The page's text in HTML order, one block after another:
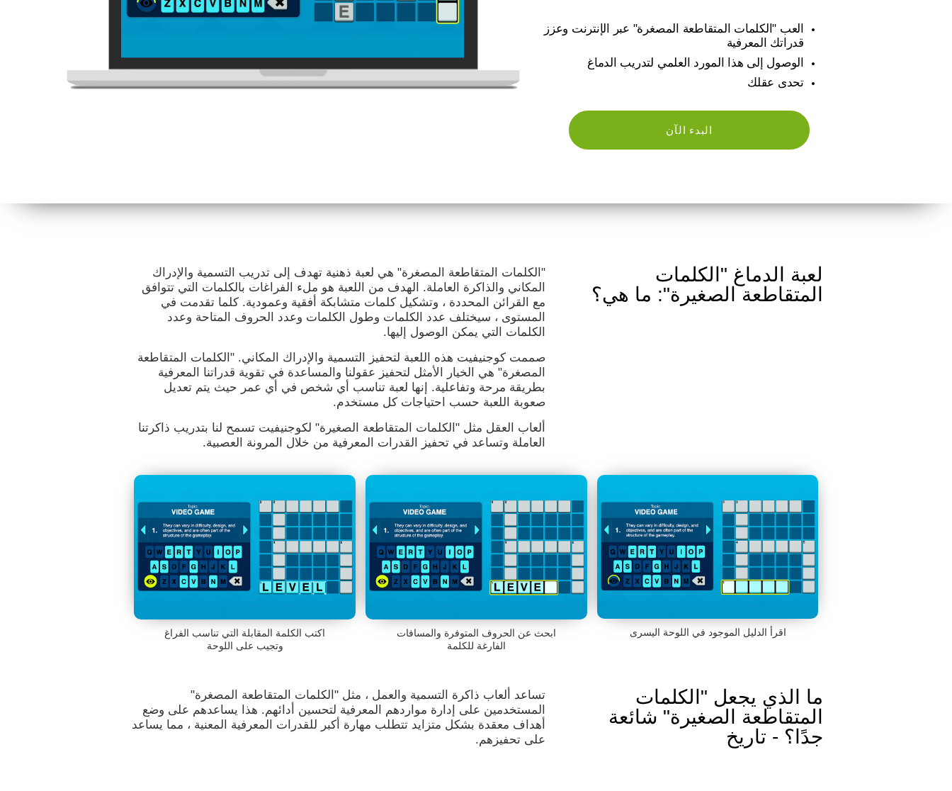
العب "الكلمات المتقاطعة المصغرة" عبر الإنترنت وعزز
قدراتك المعرفية
الوصول إلى هذا المورد العلمي لتدريب الدماغ
تحدى عقلك
البدء الآن
لعبة الدماغ "الكلمات
المتقاطعة الصغيرة": ما هي؟
"الكلمات المتقاطعة المصغرة" هي لعبة ذهنية تهدف إلى تدريب التسمية والإدراك
المكاني والذاكرة العاملة. الهدف من اللعبة هو ملء الفراغات بالكلمات التي تتوافق
مع القرائن المحددة ، وتشكيل كلمات متشابكة أفقية وعمودية. كلما تقدمت في
المستوى ، سيختلف عدد الكلمات وطول الكلمات وعدد الحروف المتاحة وعدد
الكلمات التي يمكن الوصول إليها.
صممت كوجنيفيت هذه اللعبة لتحفيز التسمية والإدراك المكاني. "الكلمات المتقاطعة
المصغرة" هي الخيار الأمثل لتحفيز عقولنا والمساعدة في تقوية قدراتنا المعرفية
بطريقة مرحة وتفاعلية. إنها لعبة تناسب أي شخص في أي عمر حيث يتم تعديل
صعوبة اللعبة حسب احتياجات كل مستخدم.
ألعاب العقل مثل "الكلمات المتقاطعة الصغيرة" لكوجنيفيت تسمح لنا بتدريب ذاكرتنا
العاملة وتساعد في تحفيز القدرات المعرفية من خلال المرونة العصبية.
اقرأ الدليل الموجود في اللوحة اليسرى
ابحث عن الحروف المتوفرة والمسافات
الفارغة للكلمة
اكتب الكلمة المقابلة التي تناسب الفراغ
وتجيب على اللوحة
ما الذي يجعل "الكلمات
المتقاطعة الصغيرة" شائعة
جدًا؟ - تاريخ
تساعد ألعاب ذاكرة التسمية والعمل ، مثل "الكلمات المتقاطعة المصغرة"
المستخدمين على إدارة مواردهم المعرفية لتحسين أدائهم. هذا يساعدهم على وضع
أهداف معقدة بشكل متزايد تتطلب مهارة أكبر للقدرات المعرفية المعنية ، مما يساعد
على تحفيزهم.